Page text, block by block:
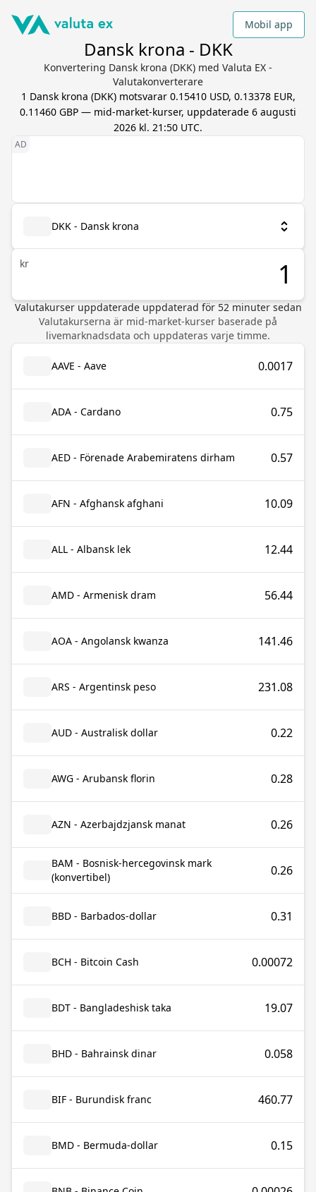
Mobil app
Dansk krona - DKK
Konvertering Dansk krona (DKK) med Valuta EX -
Valutakonverterare
1 Dansk krona (DKK) motsvarar 0.15410 USD, 0.13378 EUR,
0.11460 GBP — mid-market-kurser, uppdaterade 6 augusti
2026 kl. 21:50 UTC.
DKK - Dansk krona
kr
Valutakurser uppdaterade uppdaterad för 52minuter sedan
Valutakurserna är mid-market-kurser baserade på
livemarknadsdata och uppdateras varje timme.
AAVE - Aave 0.0017
ADA - Cardano 0.75
AED - Förenade Arabemiratens dirham 0.57
AFN - Afghansk afghani 10.09
ALL - Albansk lek 12.44
AMD - Armenisk dram 56.44
AOA - Angolansk kwanza 141.46
ARS - Argentinsk peso 231.08
AUD - Australisk dollar 0.22
AWG - Arubansk florin 0.28
AZN - Azerbajdzjansk manat 0.26
BAM - Bosnisk-hercegovinsk mark
(konvertibel)
0.26
BBD - Barbados-dollar 0.31
BCH - Bitcoin Cash 0.00072
BDT - Bangladeshisk taka 19.07
BHD - Bahrainsk dinar 0.058
BIF - Burundisk franc 460.77
BMD - Bermuda-dollar 0.15